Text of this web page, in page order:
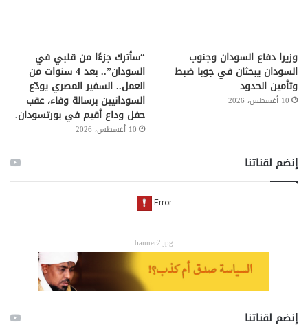
وزيرا دفاع السودان وجنوب
السودان يبحثان في جوبا ضبط
وتأمين الحدود
10 أغسطس، 2026
“سأترك جزءًا من قلبي في
السودان”.. بعد 4 سنوات من
العمل.. السفير المصري يودّع
السودانيين برسالة وفاء، عقب
حفل وداع أقيم في بورتسودان.
10 أغسطس، 2026
إنضم لقناتنا
banner2.jpg
إنضم لقناتنا